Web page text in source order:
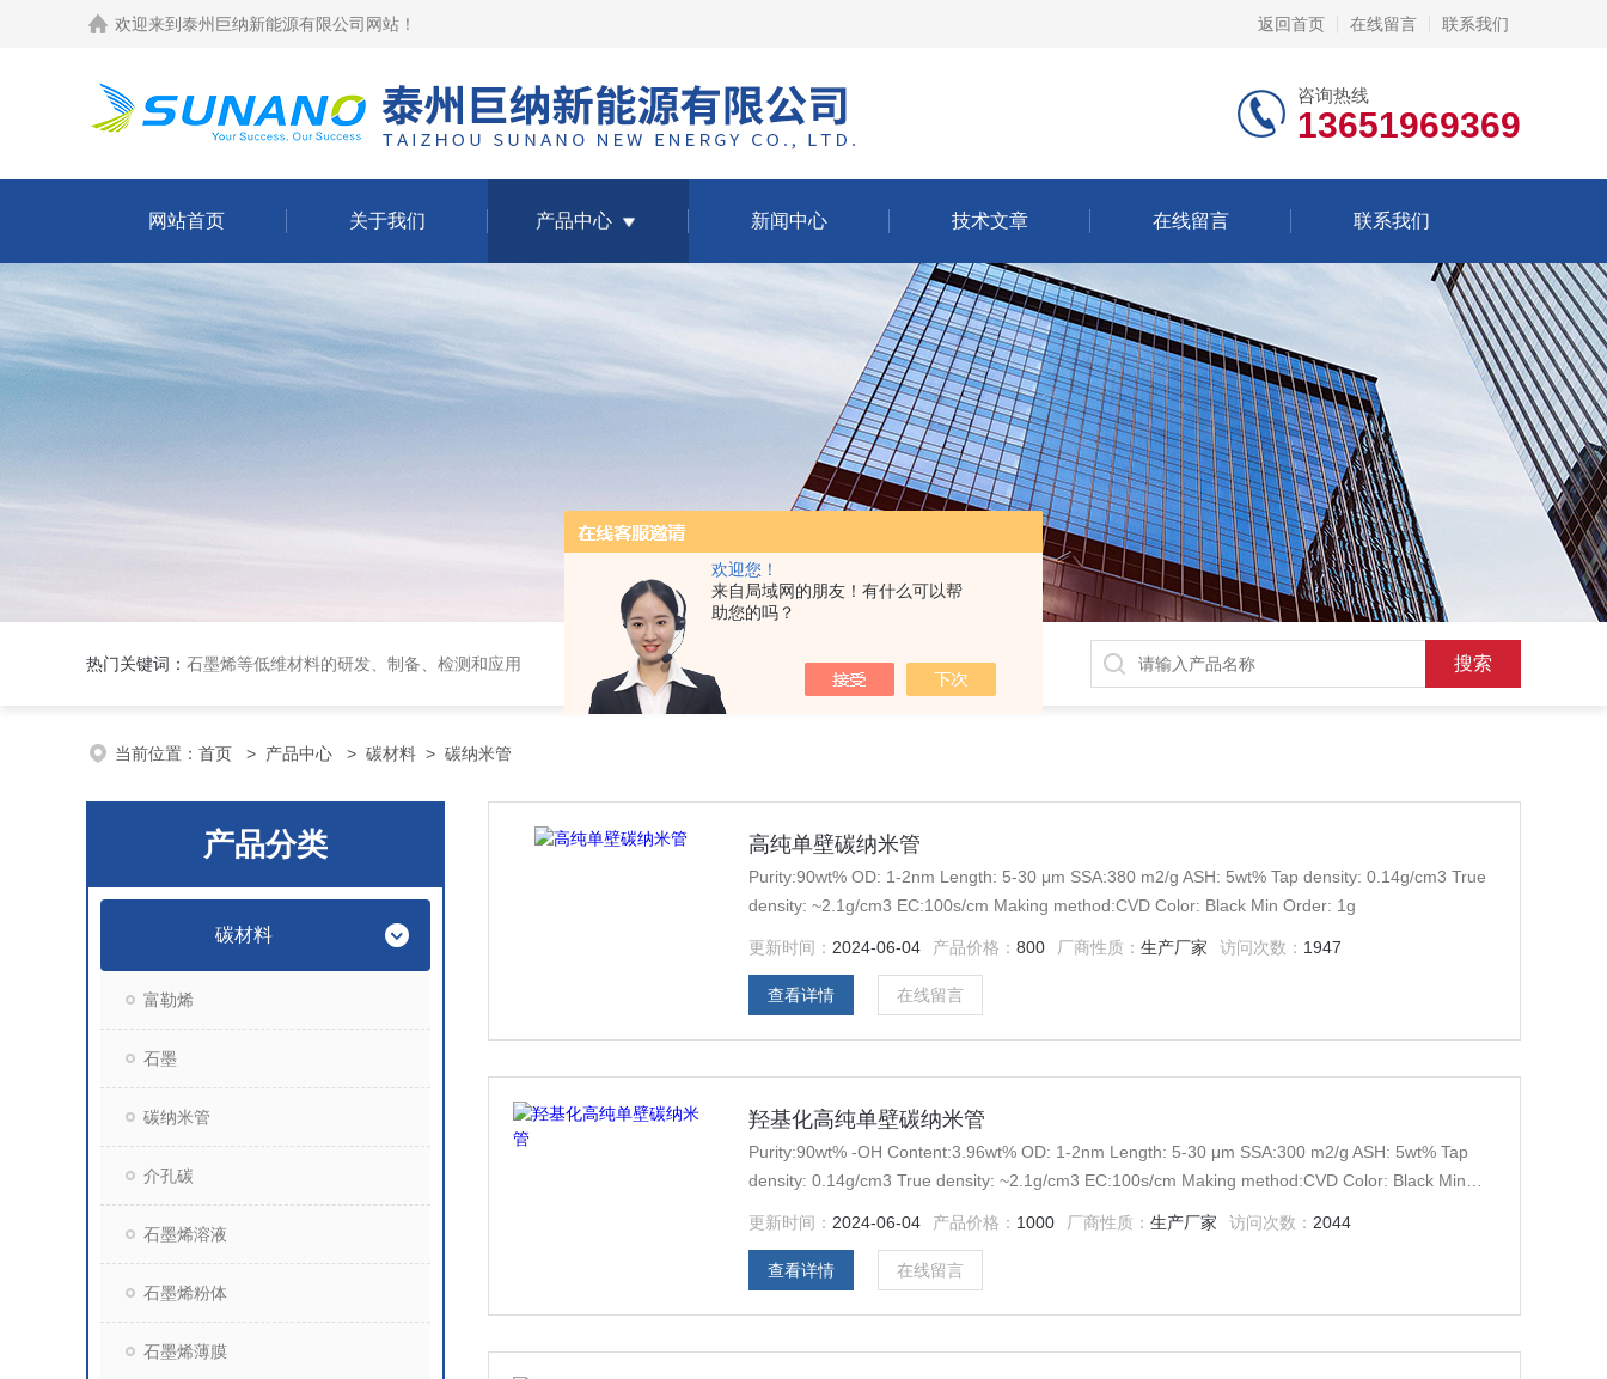
欢迎您！
来自局域网的朋友！有什么可以帮
助您的吗？
欢迎来到 泰州巨纳新能源有限公司网站 ！ 返回首页 在线留言 联系我们
咨询热线
13651969369
网站首页 关于我们 产品中心 新闻中心 技术文章 在线留言 联系我们
热门关键词： 石墨烯等低维材料的研发、制备、检测和应用
当前位置： 首页 > 产品中心 > 碳材料 > 碳纳米管
产品分类
碳材料
富勒烯
石墨
碳纳米管
介孔碳
石墨烯溶液
石墨烯粉体
石墨烯薄膜
高纯单壁碳纳米管
Purity:90wt% OD: 1-2nm Length: 5-30 μm SSA:380 m2/g ASH: 5wt% Tap density: 0.14g/cm3 True
density: ~2.1g/cm3 EC:100s/cm Making method:CVD Color: Black Min Order: 1g
更新时间： 2024-06-04 产品价格：800 厂商性质：生产厂家 访问次数： 1947
查看详情 在线留言
羟基化高纯单壁碳纳米管
Purity:90wt% -OH Content:3.96wt% OD: 1-2nm Length: 5-30 μm SSA:300 m2/g ASH: 5wt% Tap
density: 0.14g/cm3 True density: ~2.1g/cm3 EC:100s/cm Making method:CVD Color: Black Min
更新时间： 2024-06-04 产品价格： 1000 厂商性质：生产厂家 访问次数： 2044
查看详情 在线留言